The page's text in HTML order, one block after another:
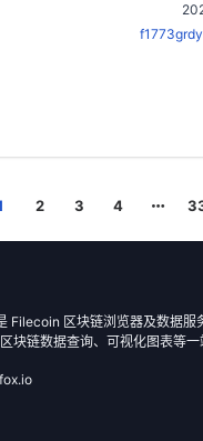
2 3 4
Filecoin 区块链浏览器及数据服
块链数据查询、可视化图表等一